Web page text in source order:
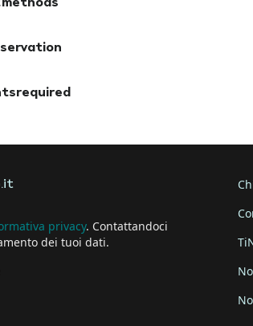
privacy. Contattandoci
dei tuoi dati.